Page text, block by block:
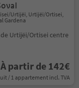
Urtijëi, Urtijëi/Ortisei,
Gardena
Urtijëi/Ortisei centre
À partir de 142€
/ 1 appartement incl. TVA